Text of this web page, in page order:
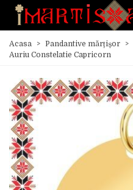
Acasa > Pandantive mărțișor >
Auriu Constelatie Capricorn